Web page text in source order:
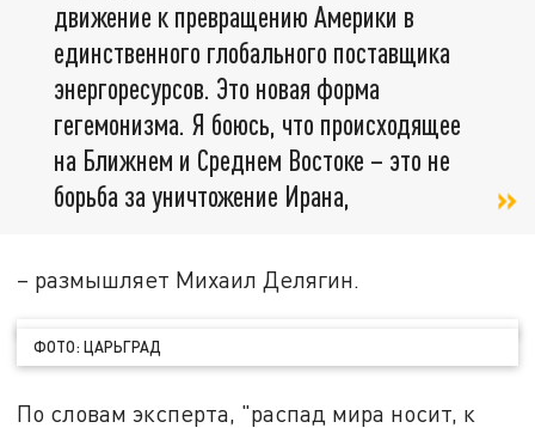
движение к превращению Америки в
единственного глобального поставщика
энергоресурсов. Это новая форма
гегемонизма. Я боюсь, что происходящее
на Ближнем и Среднем Востоке – это не
борьба за уничтожение Ирана,
– размышляет Михаил Делягин.
ФОТО: ЦАРЬГРАД
По словам эксперта, "распад мира носит, к